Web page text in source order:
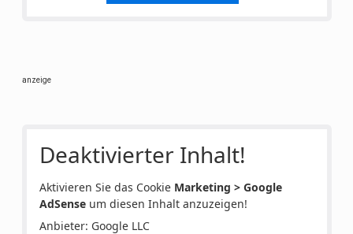
anzeige
Deaktivierter Inhalt!
Aktivieren Sie das Cookie Marketing > Google
AdSenseum diesen Inhalt anzuzeigen!
Anbieter: Google LLC